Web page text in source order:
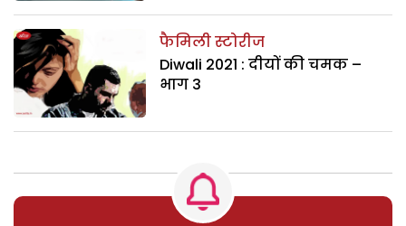
फैमिली स्टोरीज
Diwali 2021 : दीयों की चमक –
भाग 3